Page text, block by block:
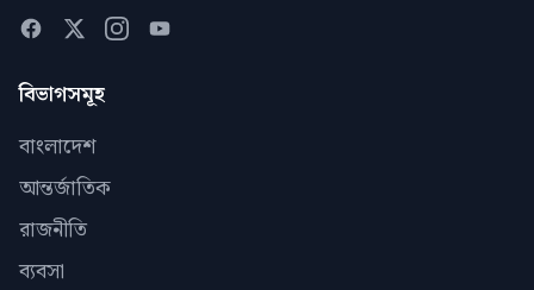
বিভাগসমূহ
বাংলাদেশ
আন্তর্জাতিক
রাজনীতি
ব্যবসা